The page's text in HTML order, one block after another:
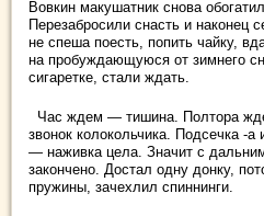
Вовкин макушатник снова
Перезабросили снасть и наконец
не спеша поесть, попить чайку,
на пробуждающуюся от зимнего
сигаретке, стали ждать.
Час ждем — тишина. Полтора
звонок колокольчика. Подсечка -а
— наживка цела. Значит с
закончено. Достал одну донку,
пружины, зачехлил спиннинги.